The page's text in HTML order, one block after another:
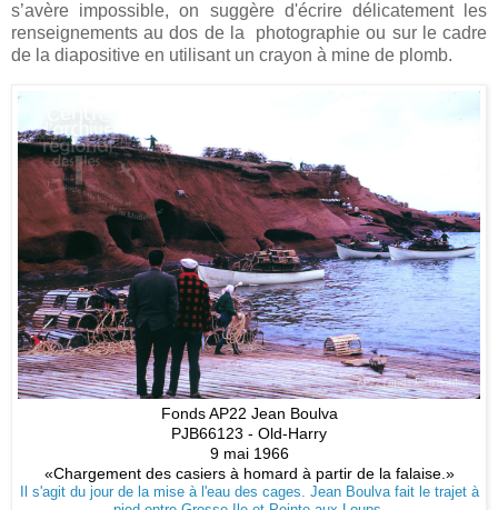
s’avère impossible, on suggère d'écrire délicatement les
renseignements au dos de la photographie ou sur le cadre
de la diapositive en utilisant un crayon à mine de plomb.
Fonds AP22 Jean Boulva
PJB66123 - Old-Harry
9 mai 1966
«Chargement des casiers à homard à partir de la falaise.»
Il s'agit du jour de la mise à l'eau des cages. Jean Boulva fait le trajet à